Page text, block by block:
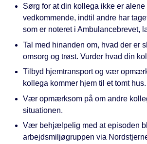
Sørg for at din kollega ikke er alene
vedkommende, indtil andre har
som er noteret i Ambulancebrevet,
Tal med hinanden om, hvad der er
omsorg og trøst. Vurder hvad din
Tilbyd hjemtransport og vær
kollega kommer hjem til et tomt hus.
Vær opmærksom på om andre
situationen.
Vær behjælpelig med at episoden
arbejdsmiljøgruppen via